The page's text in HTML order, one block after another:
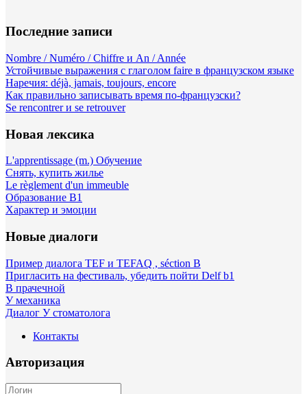
Последние записи
Nombre / Numéro / Chiffre и An / Année
Устойчивые выражения с глаголом faire в французском языке
Наречия: déjà, jamais, toujours, encore
Как правильно записывать время по-французски?
Se rencontrer и se retrouver
Новая лексика
L'apprentissage (m.) Обучение
Снять, купить жилье
Le règlement d'un immeuble
Образование B1
Характер и эмоции
Новые диалоги
Пример диалога TEF и TEFAQ , séction B
Пригласить на фестиваль, убедить пойти Delf b1
В прачечной
У механика
Диалог У стоматолога
Контакты
Авторизация